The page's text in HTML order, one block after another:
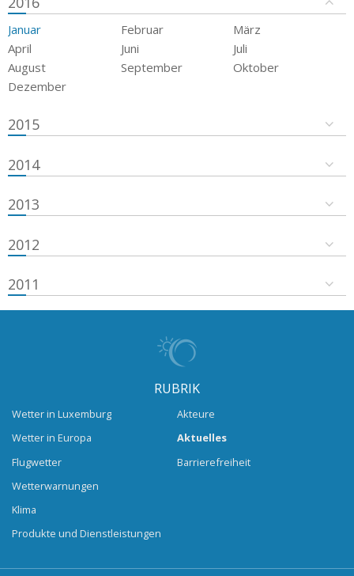
Januar Februar
März
April
Juni
Juli
August
September
Oktober
Dezember
2015
2014
2013
2012
2011
RUBRIK
Wetter in Luxemburg
Wetter in Europa
Flugwetter
Wetterwarnungen
Klima
Produkte und Dienstleistungen
Akteure
Aktuelles
Barrierefreiheit